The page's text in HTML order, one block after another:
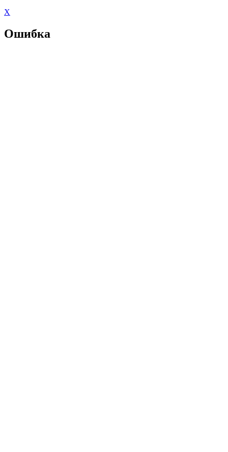
X
Ошибка